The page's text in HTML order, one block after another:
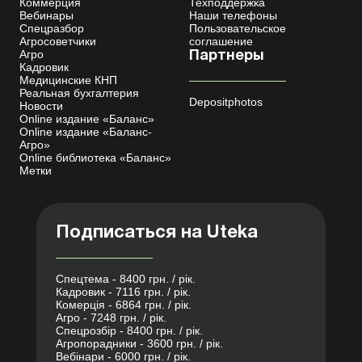
Вебинары
Спецразбор
Агросоветчики
Агро
Кадровик
Медицинские КНП
Реальная бухгалтерия
Новости
Online издание «Баланс»
Online издание «Баланс-
Агро»
Online библиотека «Баланс»
Метки
Наши телефоны
Пользовательское
соглашение
Партнеры
Depositphotos
Подписаться на Uteka
Спецтема - 8400 грн. / рік.
Кадровик - 7116 грн. / рік.
Комерція - 6864 грн. / рік.
Агро - 7248 грн. / рік.
Спецрозбір - 8400 грн. / рік.
Агропорадники - 3600 грн. / рік.
Вебінари - 6000 грн. / рік.